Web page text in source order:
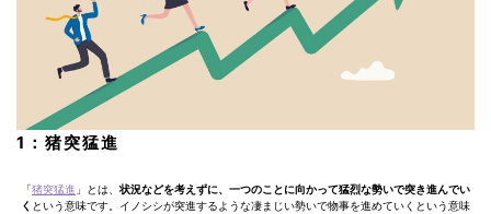
1：猪突猛進
「猪突猛進 」とは、 状況などを考えずに、一つのことに向かって猛烈な勢いで突き進んでい
く という意味です。イノシシが突進するような凄まじい勢いで物事を進めていくという意味